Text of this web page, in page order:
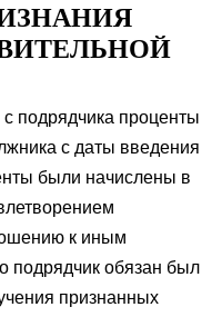
подрядчика проценты
с даты введения
были начислены в
к иным
подрядчик обязан был
признанных